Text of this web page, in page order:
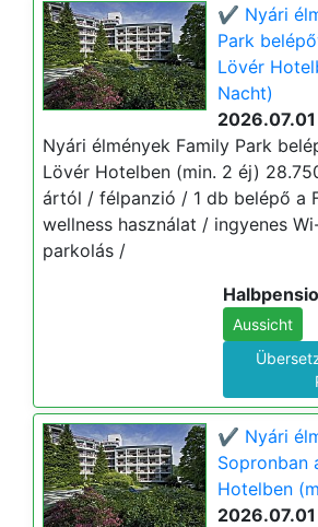
✔️ Nyári
Park
Lövér
Nacht)
Nyári élmények Family Park
Lövér Hotelben (min. 2 éj)
ártól / félpanzió / 1 db belépő a
wellness használat / ingyenes
parkolás /
Aussicht
✔️ Nyári
Sopronban
Hotelben